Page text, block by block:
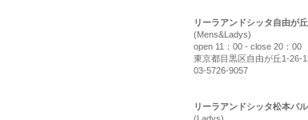
リーラアンドシッタ自由が
(Mens&Ladys)
open 11：00 - close 20：00
東京都目黒区自由が丘1-26-
03-5726-9057
リーラアンドシッタ松本パ